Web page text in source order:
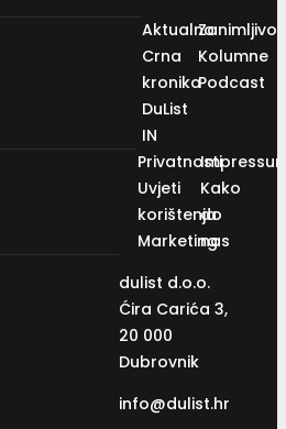
Aktualno
Crna
kronika
DuList
IN
Kolumne
Podcast
Privatnosti
Uvjeti
korištenja
Marketing
Kako
do
nas
dulist d.o.o.
Ćira Carića 3,
20 000
Dubrovnik
info@dulist.hr